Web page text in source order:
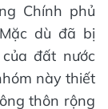
Chính phủ
dù đã bị
đất nước
này thiết
thôn rộng